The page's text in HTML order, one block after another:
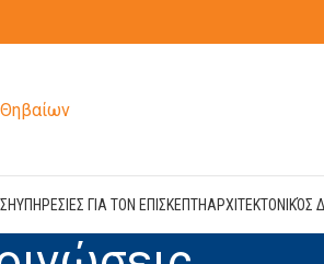
ΥΠΗΡΕΣΙΕΣ ΓΙΑ ΤΟΝ ΕΠΙΣΚΕΠΤΗΑΡΧΙΤΕΚΤΟΝΙΚΌΣ